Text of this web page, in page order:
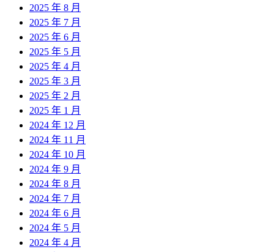
2025 年 8 月
2025 年 7 月
2025 年 6 月
2025 年 5 月
2025 年 4 月
2025 年 3 月
2025 年 2 月
2025 年 1 月
2024 年 12 月
2024 年 11 月
2024 年 10 月
2024 年 9 月
2024 年 8 月
2024 年 7 月
2024 年 6 月
2024 年 5 月
2024 年 4 月